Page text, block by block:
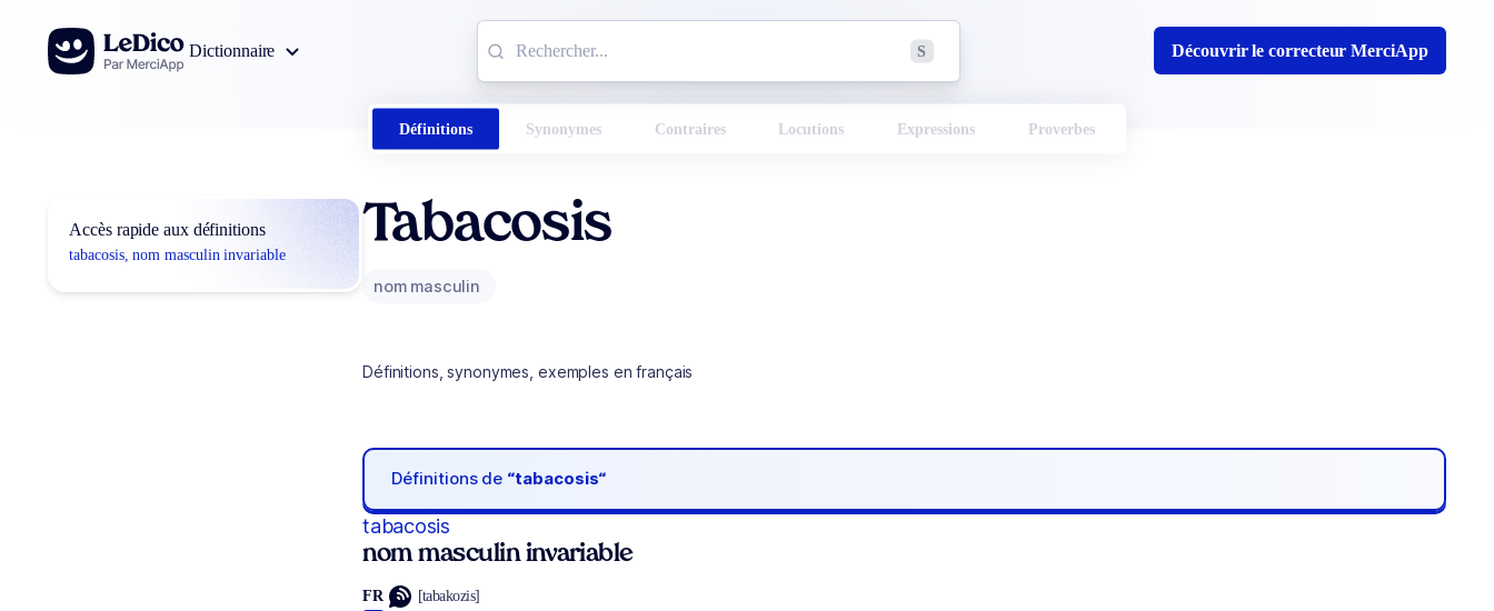
Aller au contenu
Dictionnaire
S Découvrir le correcteur MerciApp
Définitions Synonymes Contraires Locutions Expressions Proverbes
Accès rapide aux définitions
tabacosis, nom masculin invariable
Tabacosis
nom masculin
Définitions, synonymes, exemples en français
Définitions de “tabacosis“
tabacosis
nom masculin invariable
FR [tabakozis]